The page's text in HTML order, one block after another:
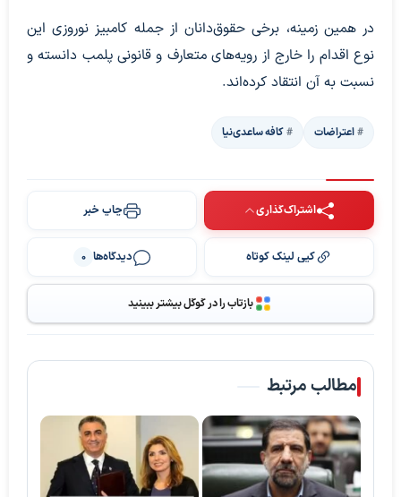
در همین زمینه، برخی حقوق‌دانان از جمله کامبیز نوروزی این
نوع اقدام را خارج از رویه‌های متعارف و قانونی پلمب دانسته و
نسبت به آن انتقاد کرده‌اند.
اعتراضات کافه ساعدی‌نیا
اشتراک‌گذاری چاپ خبر
کپی لینک کوتاه دیدگاه‌ها 0
بازتاب را در گوگل بیشتر ببینید
مطالب مرتبط